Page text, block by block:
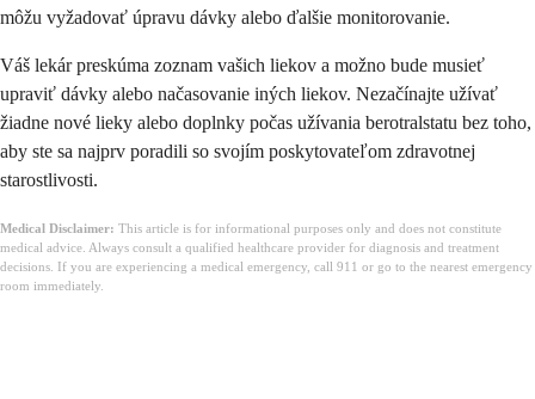
môžu vyžadovať úpravu dávky alebo ďalšie monitorovanie.
Váš lekár preskúma zoznam vašich liekov a možno bude musieť
upraviť dávky alebo načasovanie iných liekov. Nezačínajte užívať
žiadne nové lieky alebo doplnky počas užívania berotralstatu bez toho,
aby ste sa najprv poradili so svojím poskytovateľom zdravotnej
starostlivosti.
Medical Disclaimer: This article is for informational purposes only and does not constitute
medical advice. Always consult a qualified healthcare provider for diagnosis and treatment
decisions. If you are experiencing a medical emergency, call 911 or go to the nearest emergency
room immediately.